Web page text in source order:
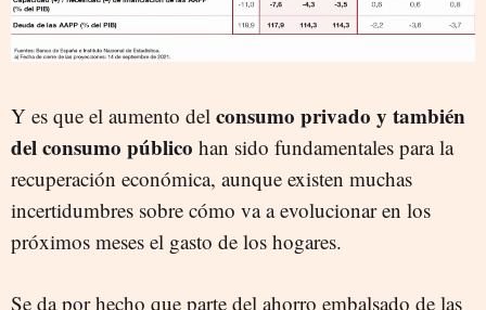
Y es que el aumento del consumo privado y también
del consumo público han sido fundamentales para la
recuperación económica, aunque existen muchas
incertidumbres sobre cómo va a evolucionar en los
próximos meses el gasto de los hogares.
Se da por hecho que parte del ahorro embalsado de las